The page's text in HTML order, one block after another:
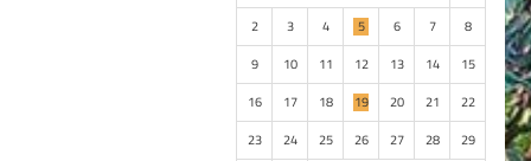
2
3 4 5 6 7
8
9
10 11 12 13 14
15
16
17 18 19 20 21
22
23
24 25 26 27 28
29